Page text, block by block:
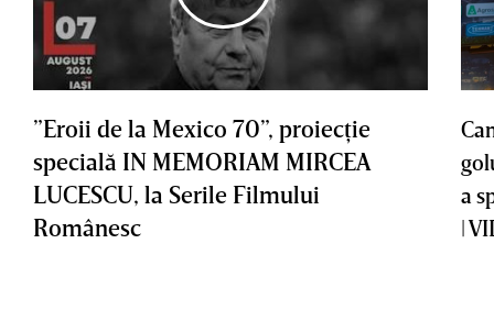
”Eroii de la Mexico 70”, proiecţie
specială IN MEMORIAM MIRCEA
LUCESCU, la Serile Filmului
Românesc
a
|